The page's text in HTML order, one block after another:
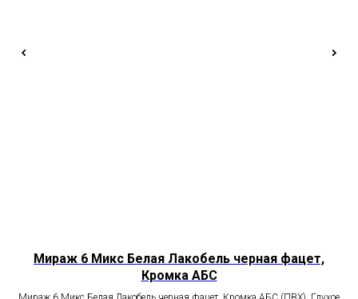
Мираж 6 Микс Белая Лакобель черная фацет,
Кромка АБС